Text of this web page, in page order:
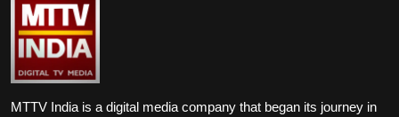
MTTV India is a digital media company that began its journey in